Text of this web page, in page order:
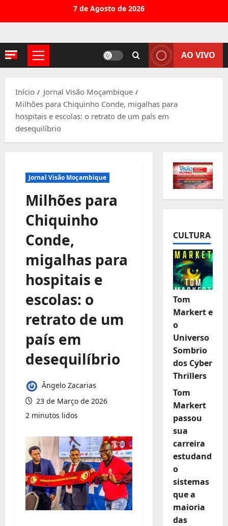
conteúdo
7 de Agosto de 2026
Menu
AO VIVO
Início
Jornal Visão Moçambique
Milhões para Chiquinho Conde, migalhas para
hospitais e escolas: o retrato de um país em
desequilíbrio
Jornal Visão Moçambique
Milhões para
Chiquinho
Conde,
migalhas para
hospitais e
escolas: o
retrato de um
país em
desequilíbrio
Ângelo Zacarias
23 de Março de 2026
2 minutos lidos
CULTURA
Tom
Markert e
o
Universo
Sombrio
dos Cyber
Thrillers
Tom
Markert
passou
sua
carreira
estudand
o
sistemas
que a
maioria
das